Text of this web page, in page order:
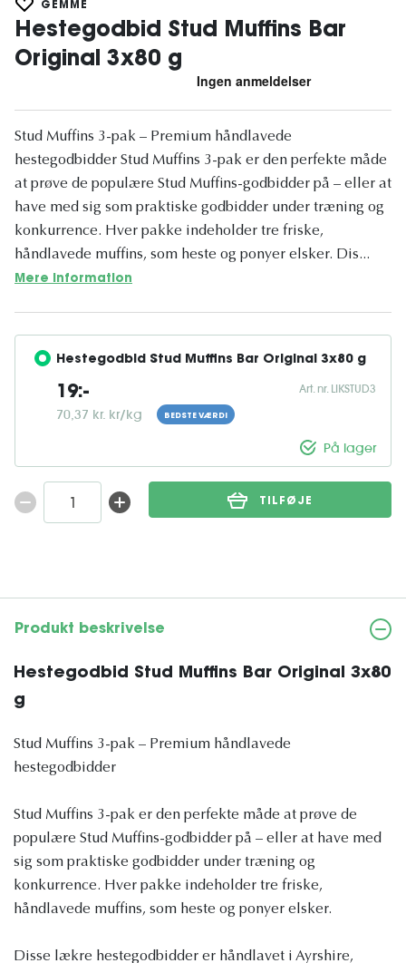
GEMME
Hestegodbid Stud Muffins Bar
Original 3x80 g
Stud Muffins 3-pak – Premium håndlavede
hestegodbidder Stud Muffins 3-pak er den perfekte måde
at prøve de populære Stud Muffins-godbidder på – eller at
have med sig som praktiske godbidder under træning og
konkurrence. Hver pakke indeholder tre friske,
håndlavede muffins, som heste og ponyer elsker. Dis...
Mere information
Hestegodbid Stud Muffins Bar Original 3x80 g
19:-
70,37 kr. kr/kg BEDSTE VÆRDI
Art. nr. LIKSTUD3
På lager
TILFØJE
Produkt beskrivelse
Hestegodbid Stud Muffins Bar Original 3x80
g
Stud Muffins 3-pak – Premium håndlavede
hestegodbidder
Stud Muffins 3-pak er den perfekte måde at prøve de
populære Stud Muffins-godbidder på – eller at have med
sig som praktiske godbidder under træning og
konkurrence. Hver pakke indeholder tre friske,
håndlavede muffins, som heste og ponyer elsker.
Disse lækre hestegodbidder er håndlavet i Ayrshire,